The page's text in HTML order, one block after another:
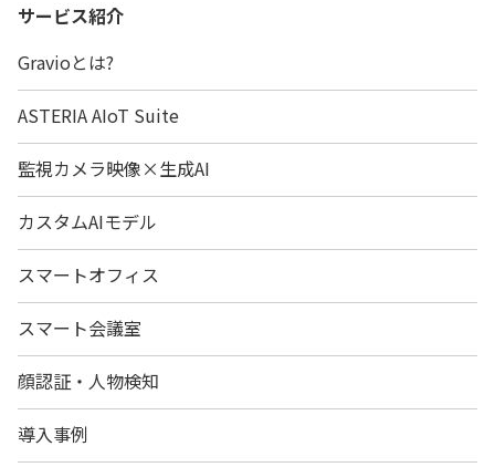
サービス紹介
Gravioとは?
ASTERIA AIoT Suite
監視カメラ映像×生成AI
カスタムAIモデル
スマートオフィス
スマート会議室
顔認証・人物検知
導入事例